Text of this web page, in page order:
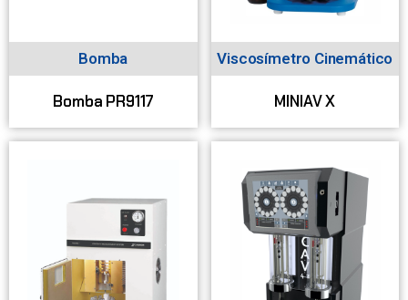
Bomba
Bomba PR9117
Viscosímetro Cinemático
MINIAV X